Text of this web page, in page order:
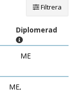
Filtrera
Diplomerad
ME
ME,